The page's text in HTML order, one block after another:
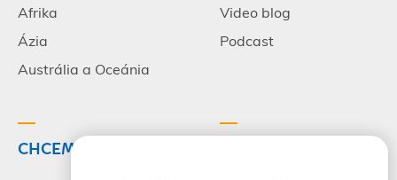
Afrika
Ázia
Austrália a Oceánia
Video blog
Podcast
CHCEM CESTOVAŤ